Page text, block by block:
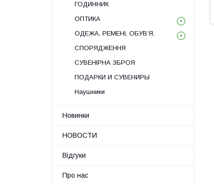
ГОДИННИК
ОПТИКА
ОДЕЖА, РЕМЕНІ, ОБУВ’Я,
СПОРЯДЖЕННЯ
СУВЕНІРНА ЗБРОЯ
ПОДАРКИ И СУВЕНИРЫ
Наушники
Новинки
НОВОСТИ
Відгуки
Про нас